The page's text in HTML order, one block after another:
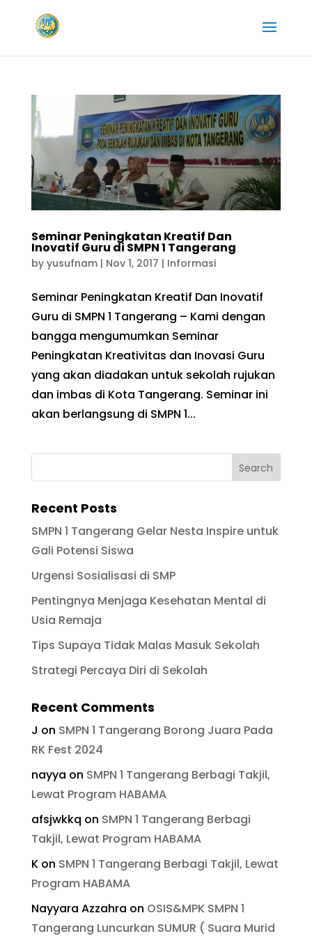
Seminar Peningkatan Kreatif Dan
Inovatif Guru di SMPN 1 Tangerang
by yusufnam| Nov 1, 2017 | Informasi
Seminar Peningkatan Kreatif Dan Inovatif
Guru di SMPN 1 Tangerang – Kami dengan
bangga mengumumkan Seminar
Peningkatan Kreativitas dan Inovasi Guru
yang akan diadakan untuk sekolah rujukan
dan imbas di Kota Tangerang. Seminar ini
akan berlangsung di SMPN 1...
Recent Posts
SMPN 1 Tangerang Gelar Nesta Inspire untuk
Gali Potensi Siswa
Urgensi Sosialisasi di SMP
Pentingnya Menjaga Kesehatan Mental di
Usia Remaja
Tips Supaya Tidak Malas Masuk Sekolah
Strategi Percaya Diri di Sekolah
Recent Comments
J on SMPN 1 Tangerang Borong Juara Pada
RK Fest 2024
nayya on SMPN 1 Tangerang Berbagi Takjil,
Lewat Program HABAMA
afsjwkkq on SMPN 1 Tangerang Berbagi
Takjil, Lewat Program HABAMA
Kon SMPN 1 Tangerang Berbagi Takjil, Lewat
Program HABAMA
Nayyara Azzahra on OSIS&MPK SMPN 1
Tangerang Luncurkan SUMUR ( Suara Murid